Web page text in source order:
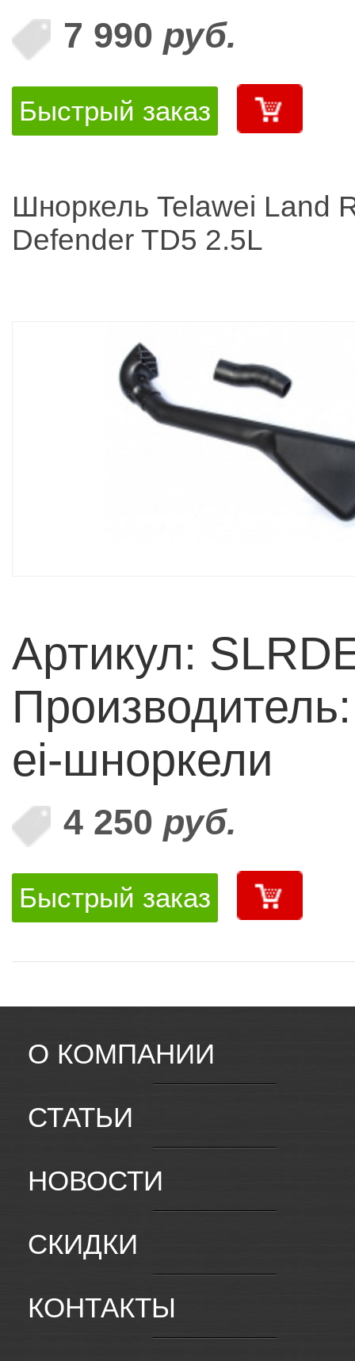
7 990 руб.
Быстрый заказ
Шноркель Telawei Land
Defender TD5 2.5L
Артикул:
ei-шноркели
4 250 руб.
Быстрый заказ
О КОМПАНИИ
СТАТЬИ
НОВОСТИ
СКИДКИ
КОНТАКТЫ